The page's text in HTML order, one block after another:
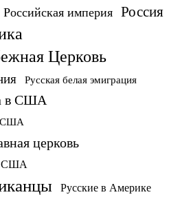
Российская империя Россия
Церковь
Русская белая эмиграция
в США
США
церковь
США
Русские в Америке